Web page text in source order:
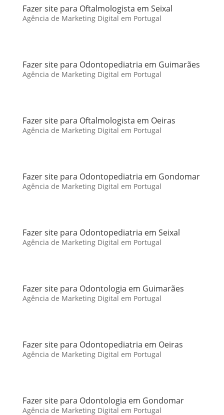
Fazer site para Oftalmologista em Seixal
Agência de Marketing Digital em Portugal
Fazer site para Odontopediatria em Guimarães
Agência de Marketing Digital em Portugal
Fazer site para Oftalmologista em Oeiras
Agência de Marketing Digital em Portugal
Fazer site para Odontopediatria em Gondomar
Agência de Marketing Digital em Portugal
Fazer site para Odontopediatria em Seixal
Agência de Marketing Digital em Portugal
Fazer site para Odontologia em Guimarães
Agência de Marketing Digital em Portugal
Fazer site para Odontopediatria em Oeiras
Agência de Marketing Digital em Portugal
Fazer site para Odontologia em Gondomar
Agência de Marketing Digital em Portugal